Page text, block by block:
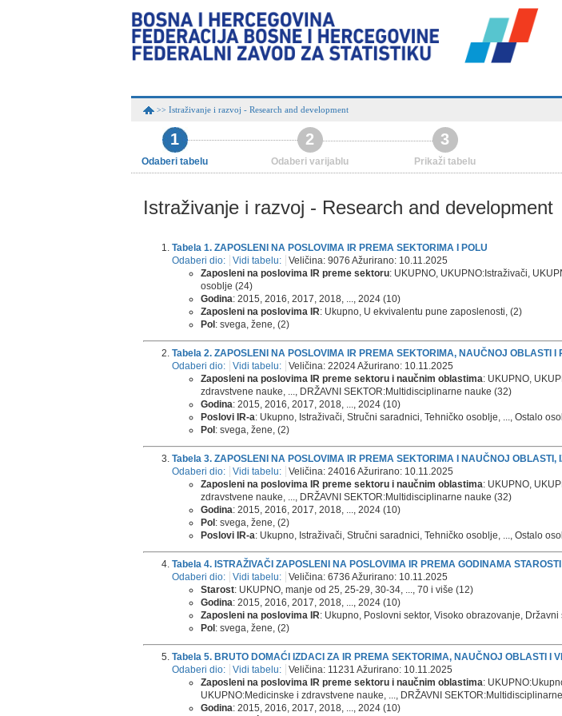
>> Istraživanje i razvoj - Research and development
1
Odaberi tabelu
2
Odaberi varijablu
3
Prikaži tabelu
Istraživanje i razvoj - Research and development
Tabela 1. ZAPOSLENI NA POSLOVIMA IR PREMA SEKTORIMA I POLU
Odaberi dio:
Vidi tabelu:
Veličina: 9076 Ažurirano: 10.11.2025
Zaposleni na poslovima IR preme sektoru: UKUPNO, UKUPNO:Istraživači,
osoblje (24)
Godina: 2015, 2016, 2017, 2018, ..., 2024 (10)
Zaposleni na poslovima IR: Ukupno, U ekvivalentu pune zaposlenosti, (2)
Pol : svega, žene, (2)
Tabela 2. ZAPOSLENI NA POSLOVIMA IR PREMA SEKTORIMA, NAUČNOJ OBLASTI I
Odaberi dio:
Vidi tabelu:
Veličina: 22024 Ažurirano: 10.11.2025
Zaposleni na poslovima IR preme sektoru i naučnim oblastima: UKUPNO,
zdravstvene nauke, ..., DRŽAVNI SEKTOR:Multidisciplinarne nauke (32)
Godina: 2015, 2016, 2017, 2018, ..., 2024 (10)
Poslovi IR-a: Ukupno, Istraživači, Stručni saradnici, Tehničko osoblje, ..., Ostalo
Pol : svega, žene, (2)
Tabela 3. ZAPOSLENI NA POSLOVIMA IR PREMA SEKTORIMA I NAUČNOJ OBLASTI,
Odaberi dio:
Vidi tabelu:
Veličina: 24016 Ažurirano: 10.11.2025
Zaposleni na poslovima IR preme sektoru i naučnim oblastima: UKUPNO,
zdravstvene nauke, ..., DRŽAVNI SEKTOR:Multidisciplinarne nauke (32)
Godina: 2015, 2016, 2017, 2018, ..., 2024 (10)
Pol : svega, žene, (2)
Poslovi IR-a: Ukupno, Istraživači, Stručni saradnici, Tehničko osoblje, ..., Ostalo
Tabela 4. ISTRAŽIVAČI ZAPOSLENI NA POSLOVIMA IR PREMA GODINAMA
Odaberi dio:
Vidi tabelu:
Veličina: 6736 Ažurirano: 10.11.2025
Starost: UKUPNO, manje od 25, 25-29, 30-34, ..., 70 i više (12)
Godina: 2015, 2016, 2017, 2018, ..., 2024 (10)
Zaposleni na poslovima IR: Ukupno, Poslovni sektor, Visoko obrazovanje, Državni
Pol : svega, žene, (2)
Tabela 5. BRUTO DOMAĆI IZDACI ZA IR PREMA SEKTORIMA, NAUČNOJ OBLASTI I
Odaberi dio:
Vidi tabelu:
Veličina: 11231 Ažurirano: 10.11.2025
Zaposleni na poslovima IR preme sektoru i naučnim oblastima:
UKUPNO:Medicinske i zdravstvene nauke, ..., DRŽAVNI
Godina: 2015, 2016, 2017, 2018, ..., 2024 (10)